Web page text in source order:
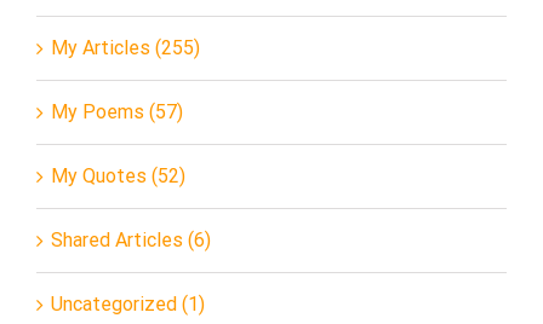
My Articles (255)
My Poems (57)
My Quotes (52)
Shared Articles (6)
Uncategorized (1)